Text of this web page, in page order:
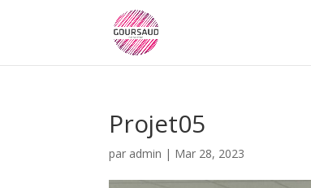
Projet05
par admin | Mar 28, 2023